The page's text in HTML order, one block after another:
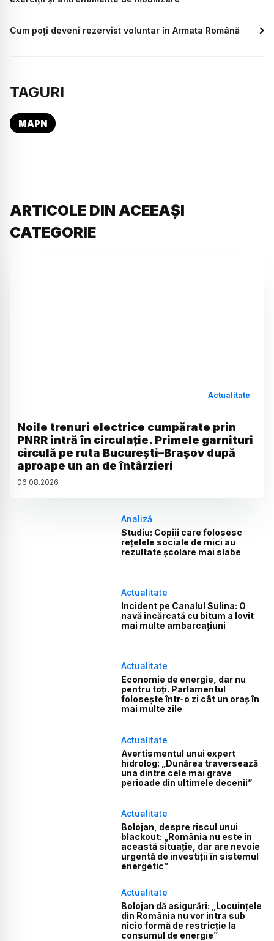
Cum poți deveni rezervist voluntar în Armata Română
TAGURI
MAPN
ARTICOLE DIN ACEEAȘI
CATEGORIE
Actualitate
Noile trenuri electrice cumpărate prin
PNRR intră în circulație. Primele garnituri
circulă pe ruta București–Brașov după
aproape un an de întârzieri
06.08.2026
Analiză
Studiu: Copiii care folosesc
rețelele sociale de mici au
rezultate școlare mai slabe
Actualitate
Incident pe Canalul Sulina: O
navă încărcată cu bitum a lovit
mai multe ambarcațiuni
Actualitate
Economie de energie, dar nu
pentru toți. Parlamentul
folosește într-o zi cât un oraș în
mai multe zile
Actualitate
Avertismentul unui expert
hidrolog: „Dunărea traversează
una dintre cele mai grave
perioade din ultimele decenii”
Actualitate
Bolojan, despre riscul unui
blackout: „România nu este în
această situație, dar are nevoie
urgentă de investiții în sistemul
energetic”
Actualitate
Bolojan dă asigurări: „Locuințele
din România nu vor intra sub
nicio formă de restricție la
consumul de energie”